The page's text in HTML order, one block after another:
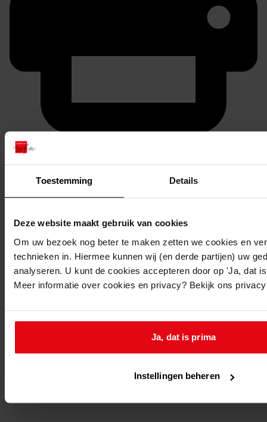
Toestemming Details
Deze website maakt gebruik van cookies
Om uw bezoek nog beter te maken zetten we cookies en
technieken in. Hiermee kunnen wij (en derde partijen) uw
analyseren. U kunt de cookies accepteren door op 'Ja, dat
Meer informatie over cookies en privacy? Bekijk ons
Ja, dat is prima
Instellingen beheren
Printen
duurzaam webadres
Inventaris
4001 - 5000
4345 Verbouwen van de woning, 1994
1994